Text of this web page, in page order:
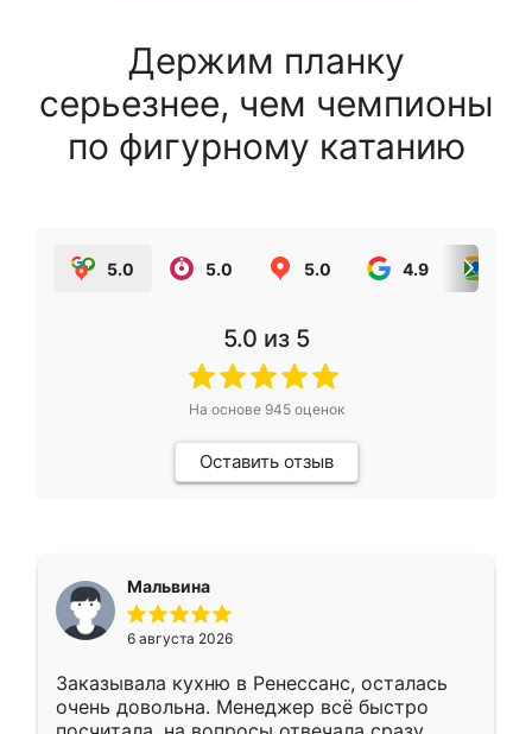
Держим планку
серьезнее, чем чемпионы
по фигурному катанию
5.0 5.0 5.0 4.9
5.0 из 5
На основе 945оценок
Оставить отзыв
Мальвина
6 августа 2026
Заказывала кухню в Ренессанс, осталась
очень довольна. Менеджер всё быстро